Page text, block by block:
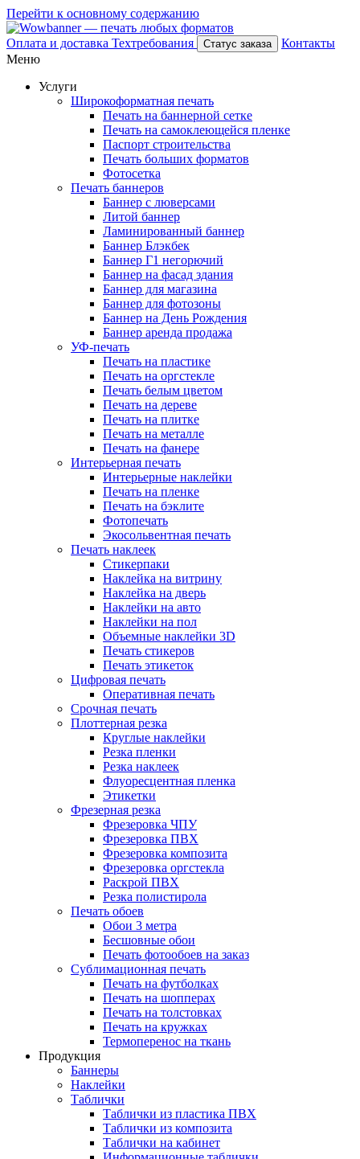
Перейти к основному содержанию
Оплата и доставка Техтребования Статус заказа
Контакты
Меню
Услуги
Широкоформатная печать
Печать на баннерной сетке
Печать на самоклеющейся пленке
Паспорт строительства
Печать больших форматов
Фотосетка
Печать баннеров
Баннер с люверсами
Литой баннер
Ламинированный баннер
Баннер Блэкбек
Баннер Г1 негорючий
Баннер на фасад здания
Баннер для магазина
Баннер для фотозоны
Баннер на День Рождения
Баннер аренда продажа
УФ-печать
Печать на пластике
Печать на оргстекле
Печать белым цветом
Печать на дереве
Печать на плитке
Печать на металле
Печать на фанере
Интерьерная печать
Интерьерные наклейки
Печать на пленке
Печать на бэклите
Фотопечать
Экосольвентная печать
Печать наклеек
Стикерпаки
Наклейка на витрину
Наклейка на дверь
Наклейки на авто
Наклейки на пол
Объемные наклейки 3D
Печать стикеров
Печать этикеток
Цифровая печать
Оперативная печать
Срочная печать
Плоттерная резка
Круглые наклейки
Резка пленки
Резка наклеек
Флуоресцентная пленка
Этикетки
Фрезерная резка
Фрезеровка ЧПУ
Фрезеровка ПВХ
Фрезеровка композита
Фрезеровка оргстекла
Раскрой ПВХ
Резка полистирола
Печать обоев
Обои 3 метра
Бесшовные обои
Печать фотообоев на заказ
Сублимационная печать
Печать на футболках
Печать на шопперах
Печать на толстовках
Печать на кружках
Термоперенос на ткань
Продукция
Баннеры
Наклейки
Таблички
Таблички из пластика ПВХ
Таблички из композита
Таблички на кабинет